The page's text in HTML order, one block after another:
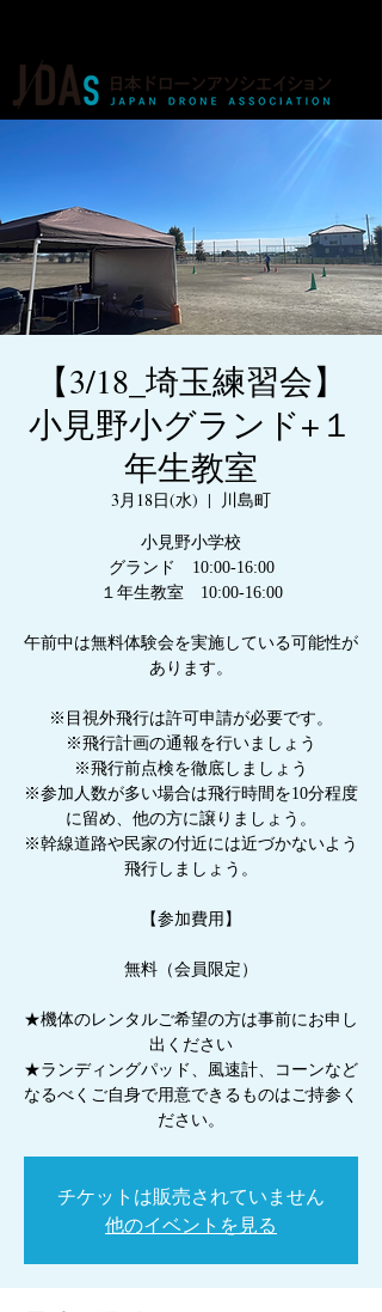
【3/18_埼玉練習会】
小見野小グランド+１
年生教室
3月18日(水)
  |
川島町
小見野小学校
グランド 10:00-16:00
１年生教室 10:00-16:00
午前中は無料体験会を実施している可能性が
あります。
※目視外飛行は許可申請が必要です。
※飛行計画の通報を行いましょう
※飛行前点検を徹底しましょう
※参加人数が多い場合は飛行時間を10分程度
に留め、他の方に譲りましょう。
※幹線道路や民家の付近には近づかないよう
飛行しましょう。
【参加費用】
無料（会員限定）
★機体のレンタルご希望の方は事前にお申し
出ください
★ランディングパッド、風速計、コーンなど
なるべくご自身で用意できるものはご持参く
チケットは販売されていません
他のイベントを見る